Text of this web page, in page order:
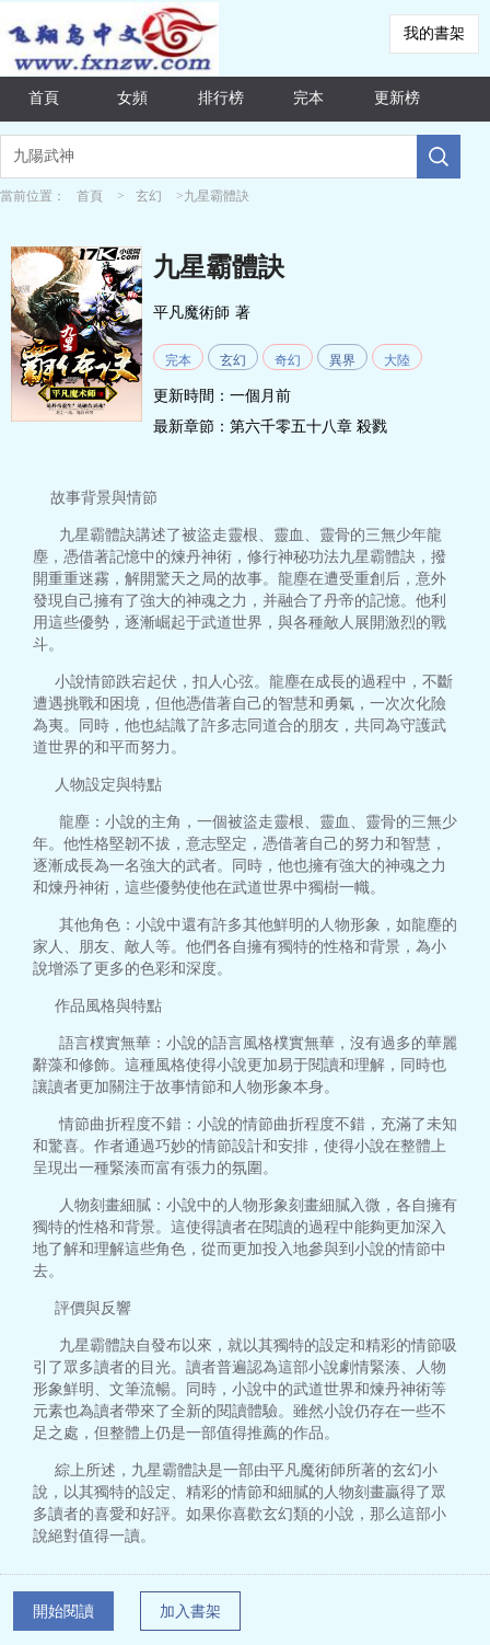
我的書架
首頁 女頻 排行榜 完本 更新榜
當前位置： 首頁 > 玄幻 >九星霸體訣
九星霸體訣
平凡魔術師 著
完本 玄幻 奇幻 異界 大陸
更新時間：一個月前
最新章節： 第六千零五十八章 殺戮
故事背景與情節
九星霸體訣講述了被盜走靈根、靈血、靈骨的三無少年龍
塵，憑借著記憶中的煉丹神術，修行神秘功法九星霸體訣，撥
開重重迷霧，解開驚天之局的故事。龍塵在遭受重創后，意外
發現自己擁有了強大的神魂之力，并融合了丹帝的記憶。他利
用這些優勢，逐漸崛起于武道世界，與各種敵人展開激烈的戰
斗。
小說情節跌宕起伏，扣人心弦。龍塵在成長的過程中，不斷
遭遇挑戰和困境，但他憑借著自己的智慧和勇氣，一次次化險
為夷。同時，他也結識了許多志同道合的朋友，共同為守護武
道世界的和平而努力。
人物設定與特點
龍塵：小說的主角，一個被盜走靈根、靈血、靈骨的三無少
年。他性格堅韌不拔，意志堅定，憑借著自己的努力和智慧，
逐漸成長為一名強大的武者。同時，他也擁有強大的神魂之力
和煉丹神術，這些優勢使他在武道世界中獨樹一幟。
其他角色：小說中還有許多其他鮮明的人物形象，如龍塵的
家人、朋友、敵人等。他們各自擁有獨特的性格和背景，為小
說增添了更多的色彩和深度。
作品風格與特點
語言樸實無華：小說的語言風格樸實無華，沒有過多的華麗
辭藻和修飾。這種風格使得小說更加易于閱讀和理解，同時也
讓讀者更加關注于故事情節和人物形象本身。
情節曲折程度不錯：小說的情節曲折程度不錯，充滿了未知
和驚喜。作者通過巧妙的情節設計和安排，使得小說在整體上
呈現出一種緊湊而富有張力的氛圍。
人物刻畫細膩：小說中的人物形象刻畫細膩入微，各自擁有
獨特的性格和背景。這使得讀者在閱讀的過程中能夠更加深入
地了解和理解這些角色，從而更加投入地參與到小說的情節中
去。
評價與反響
九星霸體訣自發布以來，就以其獨特的設定和精彩的情節吸
引了眾多讀者的目光。讀者普遍認為這部小說劇情緊湊、人物
形象鮮明、文筆流暢。同時，小說中的武道世界和煉丹神術等
元素也為讀者帶來了全新的閱讀體驗。雖然小說仍存在一些不
足之處，但整體上仍是一部值得推薦的作品。
綜上所述，九星霸體訣是一部由平凡魔術師所著的玄幻小
說，以其獨特的設定、精彩的情節和細膩的人物刻畫贏得了眾
多讀者的喜愛和好評。如果你喜歡玄幻類的小說，那么這部小
說絕對值得一讀。
開始閱讀 加入書架